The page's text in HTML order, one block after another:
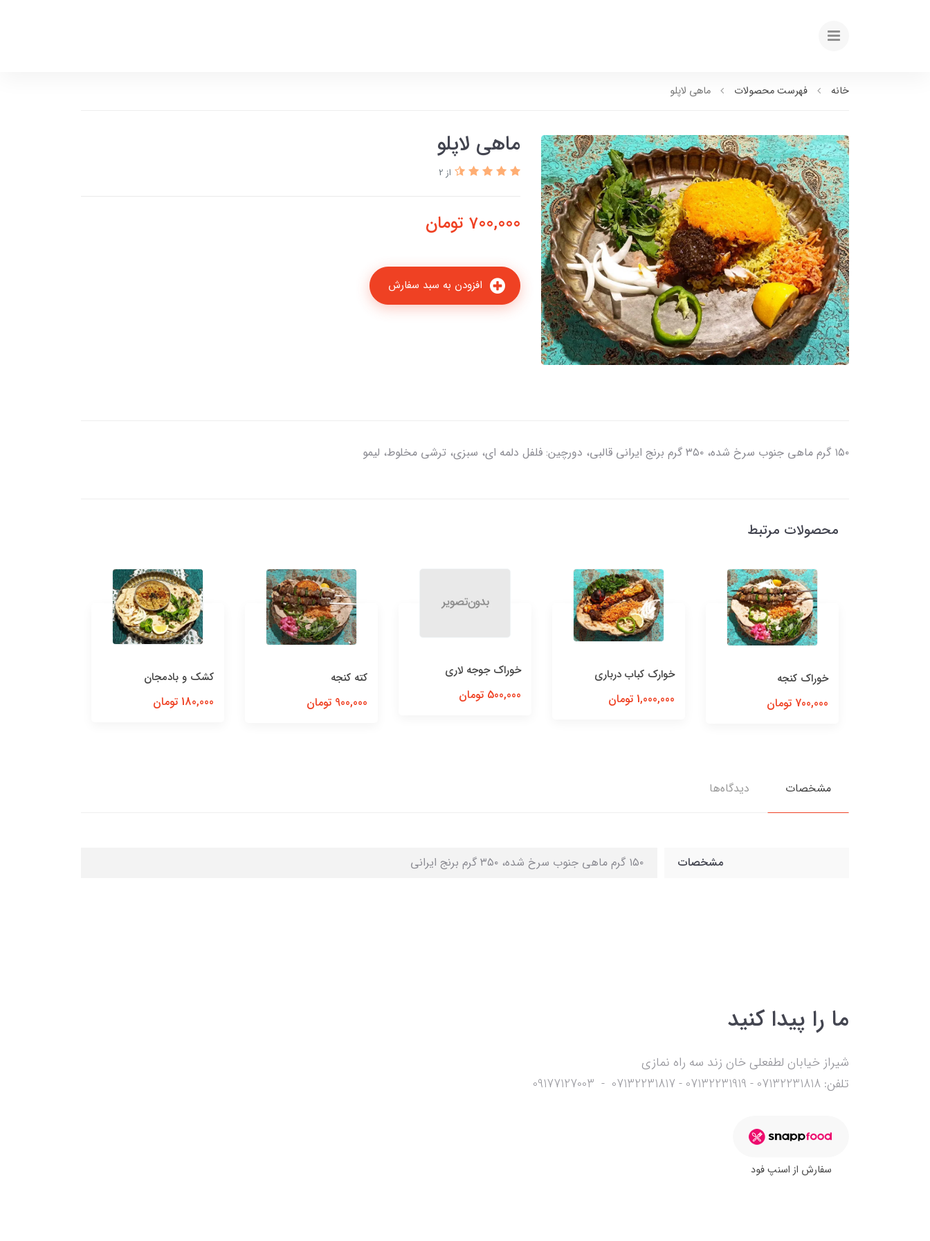
خانه فهرست محصولات ماهی لاپلو
ماهی لاپلو
از 2
700,000 تومان
۱۵۰ گرم ماهی جنوب سرخ شده، ۳۵۰ گرم برنج ایرانی قالبی، دورچین: فلفل دلمه ای، سبزی، ترشی مخلوط، لیمو
محصولات مرتبط
خوراک کنجه
700,000 تومان
خوارک کباب درباری
1,000,000 تومان
خوراک جوجه لاری
500,000 تومان
کته کنجه
900,000 تومان
کشک و بادمجان
180,000 تومان
مشخصات دیدگاه‌ها
مشخصات ۱۵۰ گرم ماهی جنوب سرخ شده، ۳۵۰ گرم برنج ایرانی
ما را پیدا کنید
شیراز خیابان لطفعلی خان زند سه راه نمازی
تلفن: 07132231818 - 07132231919 - 07132231817 - 09177127003
سفارش از اسنپ فود